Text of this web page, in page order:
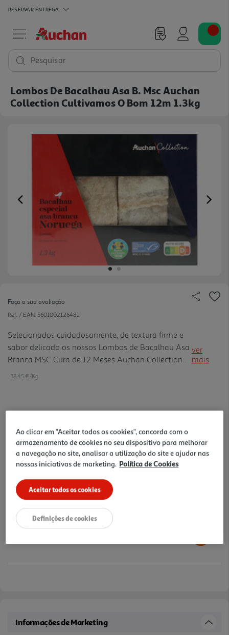
RESERVAR ENTREGA
Pesquisar
Lombos De Bacalhau Asa B. Msc Auchan
Collection Cultivamos O Bom 12m 1.3kg
Previous
Faça a sua avaliação
Ref. / EAN: 5601002126481
Selecionados cuidadosamente, de textura firme e
sabor delicado os nossos Lombos de Bacalhau Asa
Branca MSC Cura de 12 Meses Auchan Collection
Cultivamos o Bom são provenientes de pesca
todo o sabor do verdadeiro bacalhau.
ver
mais
38.45 €/Kg
Notas de preparação
Informações de Marketing
Ao clicar em "Aceitar todos os cookies", concorda com o
armazenamento de cookies no seu dispositivo para melhorar
a navegação no site, analisar a utilização do site e ajudar nas
nossas iniciativas de marketing. Política de Cookies
Aceitar todos os cookies
Definições de cookies